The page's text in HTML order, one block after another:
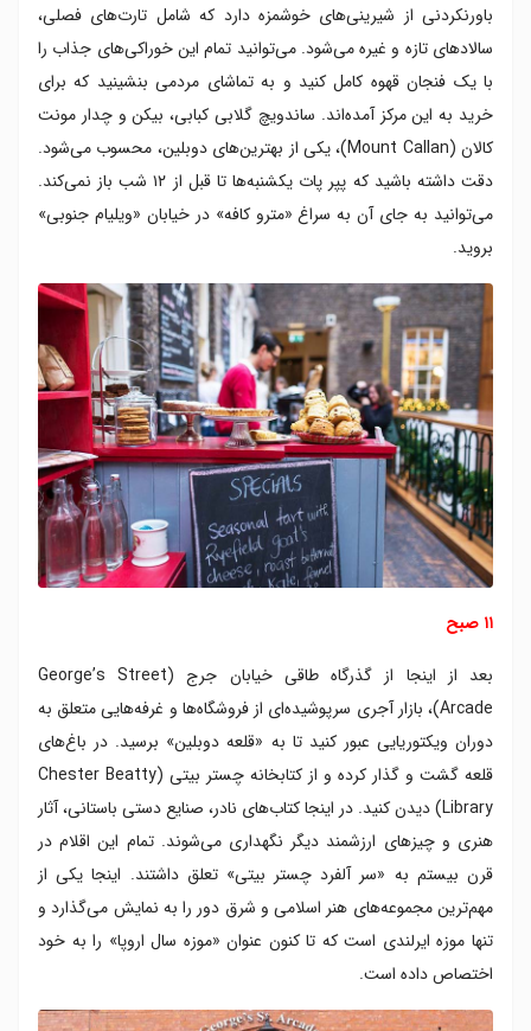
باورنکردنی از شیرینی‌های خوشمزه دارد که شامل تارت‌های فصلی،
سالادهای تازه و غیره می‌شود. می‌توانید تمام این خوراکی‌های جذاب را
با یک فنجان قهوه کامل کنید و به تماشای مردمی بنشینید که برای
خرید به این مرکز آمده‌اند. ساندویچ گلابی کبابی، بیکن و چدار مونت
کالان (Mount Callan)، یکی از بهترین‌های دوبلین، محسوب می‌شود.
دقت داشته باشید که پپر پات یکشنبه‌ها تا قبل از ۱۲ شب باز نمی‌کند.
می‌توانید به جای‌ آن به سراغ «مترو کافه» در خیابان «ویلیام جنوبی»
بروید.
۱۱ صبح
بعد از اینجا از گذرگاه طاقی خیابان جرج (George’s Street
Arcade)، بازار آجری سرپوشیده‌ای از فروشگاه‌ها و غرفه‌هایی متعلق به
دوران ویکتوریایی عبور کنید تا به «قلعه دوبلین» برسید. در باغ‌های
قلعه گشت و گذار کرده و از کتابخانه چستر بیتی (Chester Beatty
Library) دیدن کنید. در اینجا کتاب‌های نادر، صنایع دستی باستانی، آثار
هنری و چیزهای ارزشمند دیگر نگهداری می‌شوند. تمام این اقلام در
قرن بیستم به «سر آلفرد چستر بیتی» تعلق داشتند. اینجا یکی از
مهم‌ترین مجموعه‌های هنر اسلامی و شرق دور را به نمایش می‌گذارد و
تنها موزه ایرلندی است که تا کنون عنوان «موزه سال اروپا» را به خود
اختصاص داده است.